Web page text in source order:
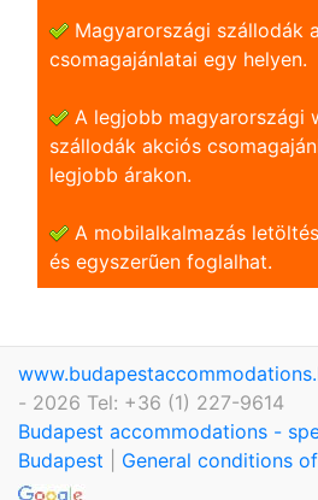
Magyarországi szállodák
csomagajánlatai egy helyen.
A legjobb magyarországi
szállodák akciós
legjobb árakon.
A mobilalkalmazás
és egyszerũen foglalhat.
- 2026 Tel: +36 (1) 227-9614
Budapest accommodations -
Budapest
General conditions